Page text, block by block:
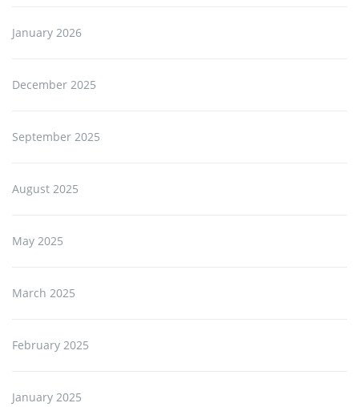
January 2026
December 2025
September 2025
August 2025
May 2025
March 2025
February 2025
January 2025